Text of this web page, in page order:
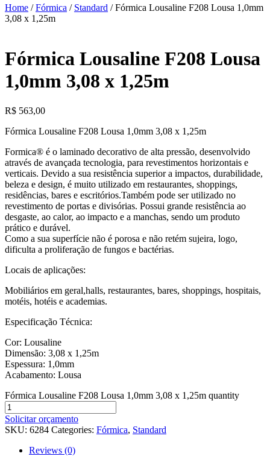
Home /Fórmica / Standard / Fórmica Lousaline F208 Lousa 1,0mm
3,08 x 1,25m
Fórmica Lousaline F208 Lousa
1,0mm 3,08 x 1,25m
R$ 563,00
Fórmica Lousaline F208 Lousa 1,0mm 3,08 x 1,25m
Formica® é o laminado decorativo de alta pressão, desenvolvido
através de avançada tecnologia, para revestimentos horizontais e
verticais. Devido a sua resistência superior a impactos, durabilidade,
beleza e design, é muito utilizado em restaurantes, shoppings,
residências, bares e escritórios.Também pode ser utilizado no
revestimento de portas e divisórias. Possui grande resistência ao
desgaste, ao calor, ao impacto e a manchas, sendo um produto
prático e durável.
Como a sua superfície não é porosa e não retém sujeira, logo,
dificulta a proliferação de fungos e bactérias.
Locais de aplicações:
Mobiliários em geral,halls, restaurantes, bares, shoppings, hospitais,
motéis, hotéis e academias.
Especificação Técnica:
Cor: Lousaline
Dimensão: 3,08 x 1,25m
Espessura: 1,0mm
Acabamento: Lousa
Fórmica Lousaline F208 Lousa 1,0mm 3,08 x 1,25m quantity
Solicitar orçamento
SKU: 6284 Categories: Fórmica, Standard
Reviews (0)